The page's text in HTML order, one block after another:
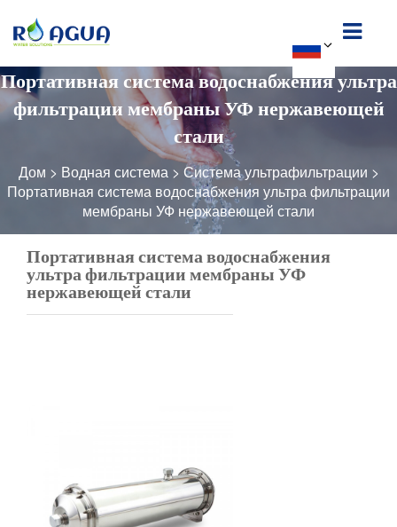
Портативная система водоснабжения ультра
фильтрации мембраны УФ нержавеющей
стали
Дом > Водная система> Система ультрафильтрации >
Портативная система водоснабжения ультра фильтрации
мембраны УФ нержавеющей стали
Портативная система водоснабжения
ультра фильтрации мембраны УФ
нержавеющей стали